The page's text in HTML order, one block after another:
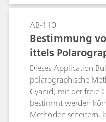
Bestimmung der
des
– Total Dissolved
Titrationen;
AB-110
Bestimmung
ittels
Dieses Application
polarographische
Cyanid, mit der freie
bestimmt werden
Methoden scheitern,